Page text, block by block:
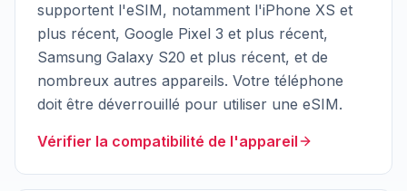
supportent l'eSIM, notamment l'iPhone XS et
plus récent, Google Pixel 3 et plus récent,
Samsung Galaxy S20 et plus récent, et de
nombreux autres appareils. Votre téléphone
doit être déverrouillé pour utiliser une eSIM.
Vérifier la compatibilité de l'appareil